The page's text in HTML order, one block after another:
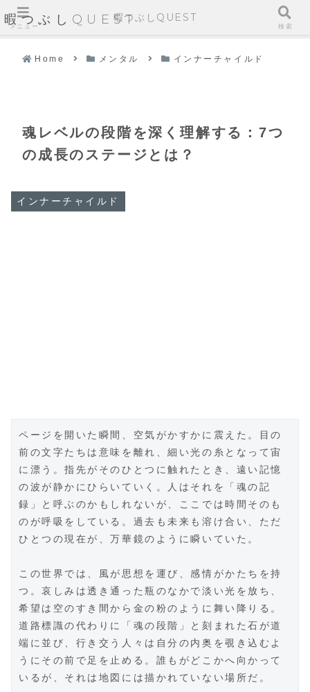
暇つぶしQUEST
Home メンタル インナーチャイルド
魂レベルの段階を深く理解する：7つ
の成長のステージとは？
インナーチャイルド
ページを開いた瞬間、空気がかすかに震えた。目の
前の文字たちは意味を離れ、細い光の糸となって宙
に漂う。指先がそのひとつに触れたとき、遠い記憶
の波が静かにひらいていく。人はそれを「魂の記
録」と呼ぶのかもしれないが、ここでは時間そのも
のが呼吸をしている。過去も未来も溶け合い、ただ
ひとつの現在が、万華鏡のように瞬いていた。
この世界では、風が思想を運び、感情がかたちを持
つ。哀しみは透き通った瓶のなかで淡い光を放ち、
希望は空のすき間から金の粉のように舞い降りる。
道路標識の代わりに「魂の段階」と刻まれた石が道
端に並び、行き交う人々は自分の内奥を覗き込むよ
うにその前で足を止める。誰もがどこかへ向かって
いるが、それは地図には描かれていない場所だ。
メニュー
暇つぶしQUEST
検索